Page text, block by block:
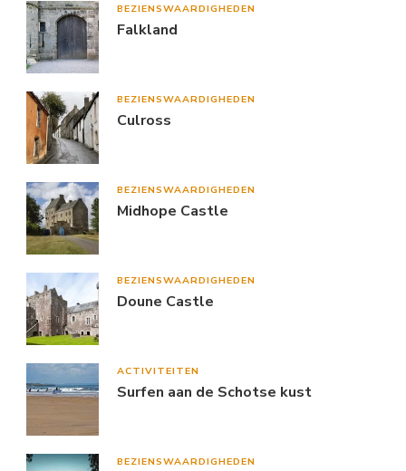
BEZIENSWAARDIGHEDEN
Falkland
BEZIENSWAARDIGHEDEN
Culross
BEZIENSWAARDIGHEDEN
Midhope Castle
BEZIENSWAARDIGHEDEN
Doune Castle
ACTIVITEITEN
Surfen aan de Schotse kust
BEZIENSWAARDIGHEDEN